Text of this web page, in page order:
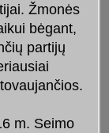
Žmonės
bėgant,
partijų
m. Seimo